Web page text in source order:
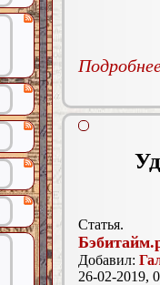
Статья.
Добавил:
26-02-2019,